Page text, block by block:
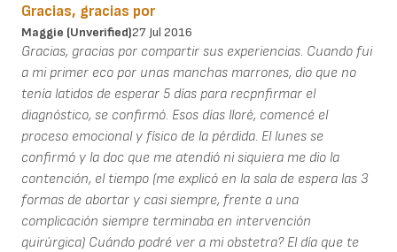
Gracias, gracias por
Maggie (unverified)27 Jul 2016
Gracias, gracias por compartir sus experiencias. Cuando fui
a mi primer eco por unas manchas marrones, dio que no
tenía latidos de esperar 5 días para recpnfirmar el
diagnóstico, se confirmó. Esos días lloré, comencé el
proceso emocional y físico de la pérdida. El lunes se
confirmó y la doc que me atendió ni siquiera me dio la
contención, el tiempo (me explicó en la sala de espera las 3
formas de abortar y casi siempre, frente a una
complicación siempre terminaba en intervención
quirúrgica) Cuándo podré ver a mi obstetra? El día que te